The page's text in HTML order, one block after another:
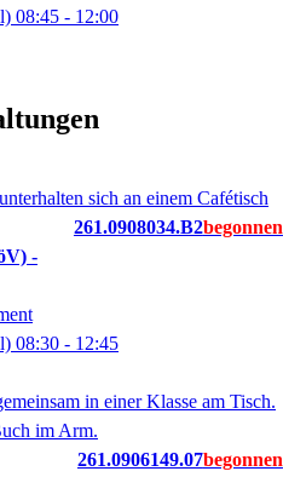
08:45 - 12:00
-
261.0908034.B2
08:30 - 12:45
261.0906149.07